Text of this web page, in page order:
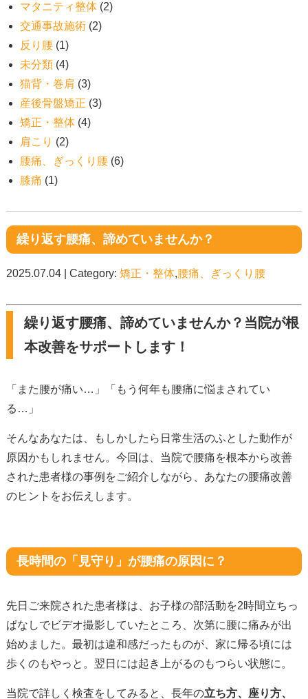
マタニティ整体(2)
交通事故施術(2)
反り腰(1)
未分類(4)
猫背・巻肩 (3)
産後骨盤矯正 (3)
矯正・整体(4)
肩こり (2)
腰痛、ぎっくり腰(6)
膝痛 (1)
繰り返す腰痛、諦めていませんか？
2025.07.04 | Category: 矯正・整体,腰痛、ぎっくり腰
繰り返す腰痛、諦めていませんか？当院が根
本改善をサポートします！
「また腰が痛い…」「もう何年も腰痛に悩まされてい
る…」
そんなあなたは、もしかしたら日常生活のふとした動作が
原因かもしれません。今回は、当院で腰痛を根本から改善
された患者様の事例をご紹介しながら、あなたの腰痛改善
のヒントをお伝えします。
長時間の「見守り」が腰痛の原因に？
先日ご来院された患者様は、お子様の部活動を2時間立ちっ
ぱなしでビデオ撮影していたところ、次第に腰に痛みが出
始めました。最初は違和感だったものが、家に帰る頃には
歩くのもやっと。翌日には起き上がるのもつらい状態に。
当院で詳しく検査をしてみると、長年の立ち方、座り方、